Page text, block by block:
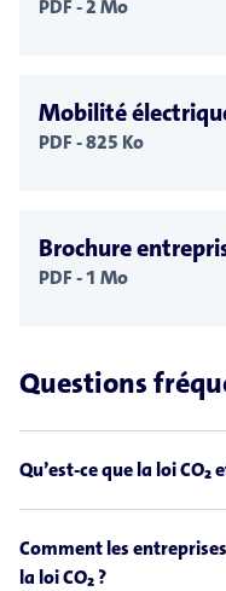
PDF - 2 Mo
Mobilité
PDF - 825 Ko
Brochure
PDF - 1 Mo
Questions
Qu’est-ce que la loi
Comment les
la loi CO₂ ?